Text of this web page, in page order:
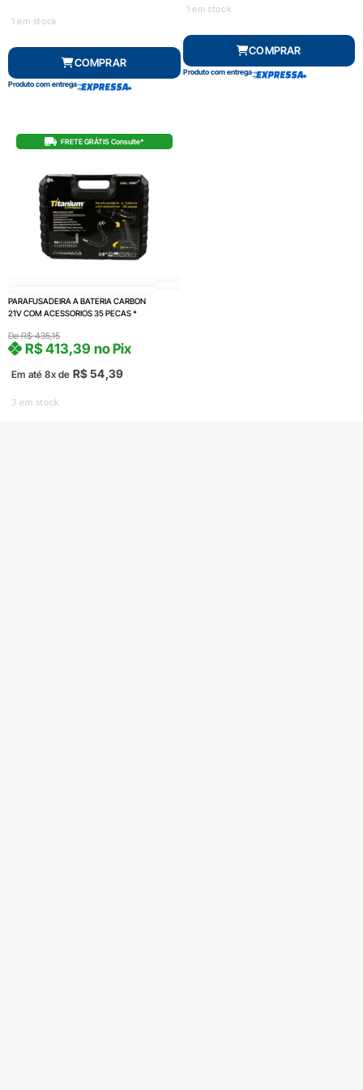
1 em stock
COMPRAR
Produto com entrega
1 em stock
COMPRAR
Produto com entrega
FRETE GRÁTIS Consulte*
PARAFUSADEIRA A BATERIA CARBON
21V COM ACESSORIOS 35 PECAS *
DeR$435,15
Em até 8x de R$54,39
R$413,39 no Pix
3 em stock